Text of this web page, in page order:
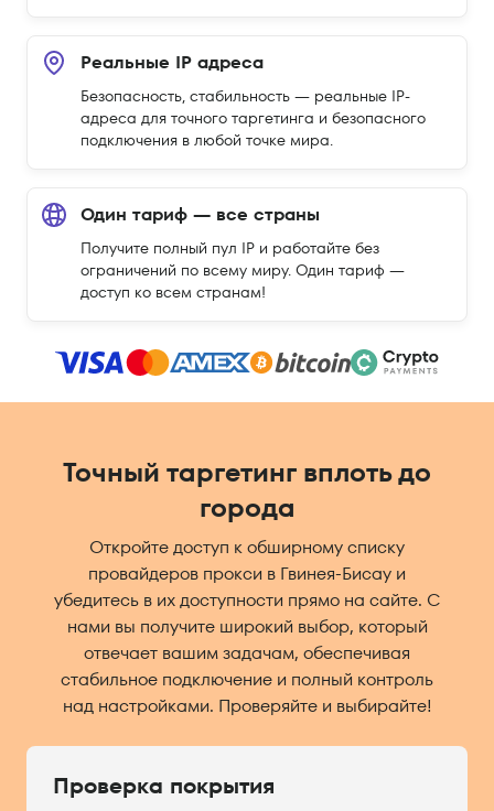
Реальные IP адреса
Безопасность, стабильность — реальные IP-
адреса для точного таргетинга и безопасного
подключения в любой точке мира.
Один тариф — все страны
Получите полный пул IP и работайте без
ограничений по всему миру. Один тариф —
доступ ко всем странам!
Точный таргетинг вплоть до
города
Откройте доступ к обширному списку
провайдеров прокси в Гвинея-Бисау и
убедитесь в их доступности прямо на сайте. С
нами вы получите широкий выбор, который
отвечает вашим задачам, обеспечивая
стабильное подключение и полный контроль
над настройками. Проверяйте и выбирайте!
Проверка покрытия